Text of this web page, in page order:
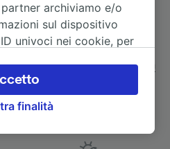
a Lens
di ritorno? Vai supullman da
prendere il treno, consulta
Lens.
partner archiviamo e/o
sul dispositivo
univoci nei cookie, per
proprie scelte facendo
il proprio diritto di
interesse legittimo o
Queste scelte
finalità